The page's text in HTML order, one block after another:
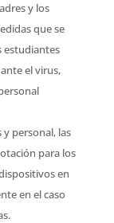
y los
que se
estudiantes
el virus,
y personal, las
para los
en
en el caso